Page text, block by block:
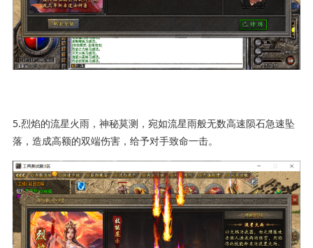
5.烈焰的流星火雨，神秘莫测，宛如流星雨般无数高速陨石急速坠
落，造成高额的双端伤害，给予对手致命一击。